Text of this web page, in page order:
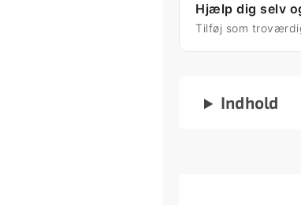
Hjælp dig selv
Tilføj som
Indhold